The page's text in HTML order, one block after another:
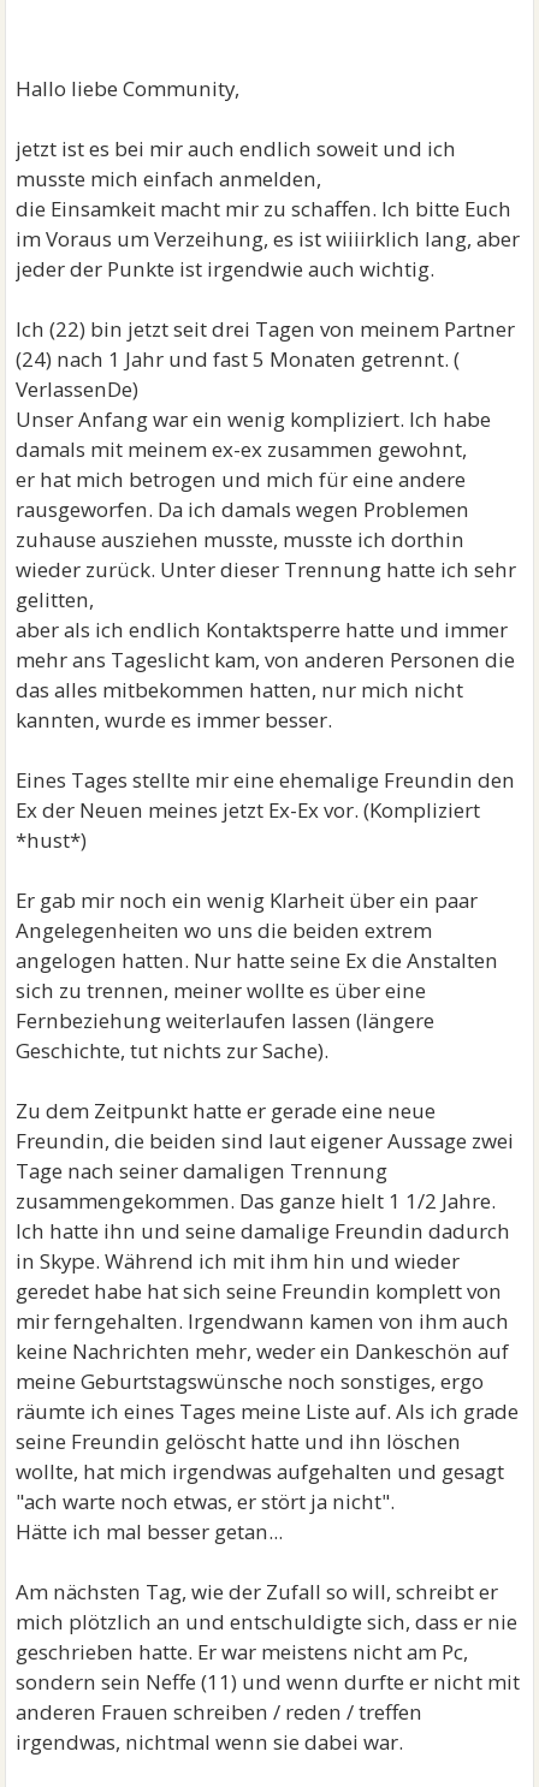
Hallo liebe Community,
jetzt ist es bei mir auch endlich soweit und ich
musste mich einfach anmelden,
die Einsamkeit macht mir zu schaffen. Ich bitte Euch
im Voraus um Verzeihung, es ist wiiiirklich lang, aber
jeder der Punkte ist irgendwie auch wichtig.
Ich (22) bin jetzt seit drei Tagen von meinem Partner
(24) nach 1 Jahr und fast 5 Monaten getrennt. (
VerlassenDe)
Unser Anfang war ein wenig kompliziert. Ich habe
damals mit meinem ex-ex zusammen gewohnt,
er hat mich betrogen und mich für eine andere
rausgeworfen. Da ich damals wegen Problemen
zuhause ausziehen musste, musste ich dorthin
wieder zurück. Unter dieser Trennung hatte ich sehr
gelitten,
aber als ich endlich Kontaktsperre hatte und immer
mehr ans Tageslicht kam, von anderen Personen die
das alles mitbekommen hatten, nur mich nicht
kannten, wurde es immer besser.
Eines Tages stellte mir eine ehemalige Freundin den
Ex der Neuen meines jetzt Ex-Ex vor. (Kompliziert
*hust*)
Er gab mir noch ein wenig Klarheit über ein paar
Angelegenheiten wo uns die beiden extrem
angelogen hatten. Nur hatte seine Ex die Anstalten
sich zu trennen, meiner wollte es über eine
Fernbeziehung weiterlaufen lassen (längere
Geschichte, tut nichts zur Sache).
Zu dem Zeitpunkt hatte er gerade eine neue
Freundin, die beiden sind laut eigener Aussage zwei
Tage nach seiner damaligen Trennung
zusammengekommen. Das ganze hielt 1 1/2 Jahre.
Ich hatte ihn und seine damalige Freundin dadurch
in Skype. Während ich mit ihm hin und wieder
geredet habe hat sich seine Freundin komplett von
mir ferngehalten. Irgendwann kamen von ihm auch
keine Nachrichten mehr, weder ein Dankeschön auf
meine Geburtstagswünsche noch sonstiges, ergo
räumte ich eines Tages meine Liste auf. Als ich grade
seine Freundin gelöscht hatte und ihn löschen
wollte, hat mich irgendwas aufgehalten und gesagt
"ach warte noch etwas, er stört ja nicht".
Hätte ich mal besser getan...
Am nächsten Tag, wie der Zufall so will, schreibt er
mich plötzlich an und entschuldigte sich, dass er nie
geschrieben hatte. Er war meistens nicht am Pc,
sondern sein Neffe (11) und wenn durfte er nicht mit
anderen Frauen schreiben / reden / treffen
irgendwas, nichtmal wenn sie dabei war.